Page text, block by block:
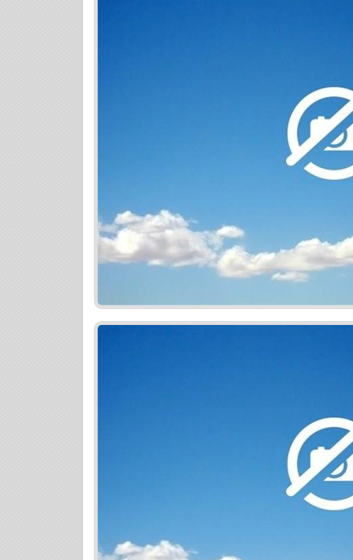
priestory, kontrolovaný systém vstupov
najmodernejšími technológiami-
vnútorného areálu je moderné
stôl, petangové ihrisko, šachový stôl,
úpravy, komunitné bývanie so
zeleniny, zelené strechy, bez údržbový
vodu, najvyššia úroveň tepelného
holičstvo, čistiareň, služby, MHD,
v blízkosti obchodné centrum Bory
Devínska Kobyla, ponúka rôzne
štadión, 2x bedmintonová hala, 2
bytu ponúka panoramatický výhľad na
aj na HÚ. TOPPONUKA